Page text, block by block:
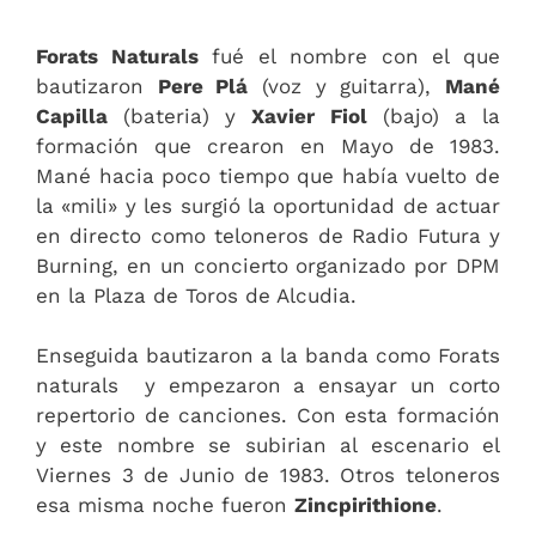
Forats Naturalsfué el nombre con el que
bautizaron Pere Plá (voz y guitarra), Mané
Capilla (bateria) yXavier Fiol(bajo) a la
formación que crearon en Mayo de 1983.
Mané hacia poco tiempo que había vuelto de
la «mili» y les surgió la oportunidad de actuar
en directo como teloneros de Radio Futura y
Burning, en un concierto organizado por DPM
en la Plaza de Toros de Alcudia.
Enseguida bautizaron a la banda como Forats
naturals y empezaron a ensayar un corto
repertorio de canciones. Con esta formación
y este nombre se subirian al escenario el
Viernes 3 de Junio de 1983. Otros teloneros
esa misma noche fueron Zincpirithione.